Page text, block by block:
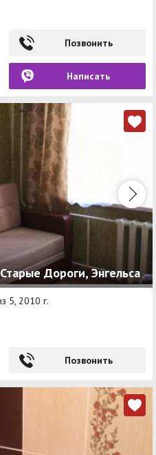
Позвонить
Написать
Дороги, Энгельса
5, 2010 г.
Позвонить